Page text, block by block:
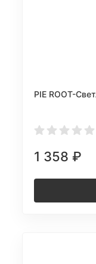
PIE ROOT-
1 358₽